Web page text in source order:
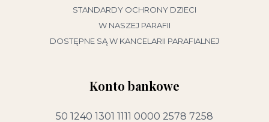
STANDARDY OCHRONY DZIECI
W NASZEJ PARAFII
DOSTĘPNE SĄ W KANCELARII PARAFIALNEJ
Konto bankowe
50 1240 1301 1111 0000 2578 7258